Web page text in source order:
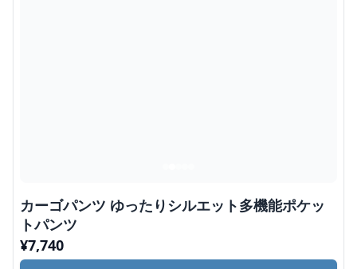
カーゴパンツ ゆったりシルエット多機能ポケッ
トパンツ
¥7,740